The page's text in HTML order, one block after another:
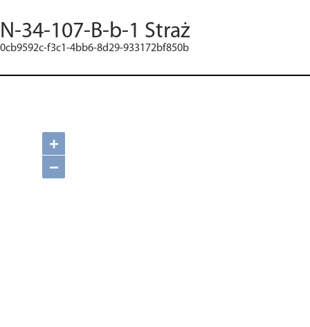
N-34-107-B-b-1 Straż
0cb9592c-f3c1-4bb6-8d29-933172bf850b
+
−